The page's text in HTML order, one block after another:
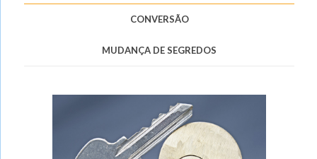
CONVERSÃO
MUDANÇA DE SEGREDOS